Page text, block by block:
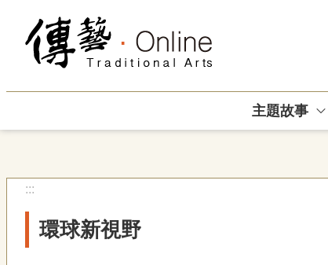
跳到主要內容區塊
主題故事
:::
環球新視野